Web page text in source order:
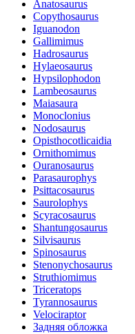
Anatosaurus
Copythosaurus
Iguanodon
Gallimimus
Hadrosaurus
Hylaeosaurus
Hypsilophodon
Lambeosaurus
Maiasaura
Monoclonius
Nodosaurus
Opisthocotlicaidia
Ornithomimus
Ouranosaurus
Parasaurophys
Psittacosaurus
Saurolophys
Scyracosaurus
Shantungosaurus
Silvisaurus
Spinosaurus
Stenonychosaurus
Struthiomimus
Triceratops
Tyrannosaurus
Velociraptor
Задняя обложка